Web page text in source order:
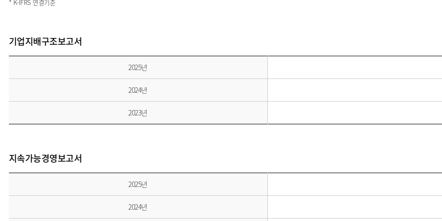
* K-IFRS 연결기준
기업지배구조보고서
2025년
2024년
2023년
지속가능경영보고서
2025년
2024년